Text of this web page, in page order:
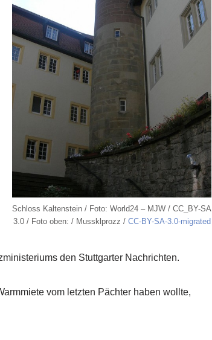
Schloss Kaltenstein / Foto: World24 – MJW / CC_BY-SA
3.0 / Foto oben: / Mussklprozz / CC-BY-SA-3.0-migrated
den Stuttgarter Nachrichten.
vom letzten Pächter haben wollte,